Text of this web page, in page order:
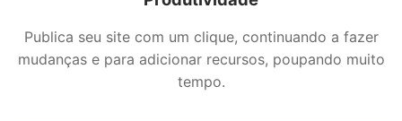
Publica seu site com um clique, continuando a fazer
mudanças e para adicionar recursos, poupando muito
tempo.